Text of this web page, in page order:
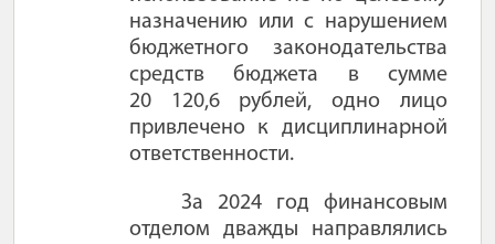
назначению или с нарушением
бюджетного законодательства
средств бюджета в сумме
20 120,6 рублей, одно лицо
привлечено к дисциплинарной
ответственности.
За 2024 год финансовым
отделом дважды направлялись